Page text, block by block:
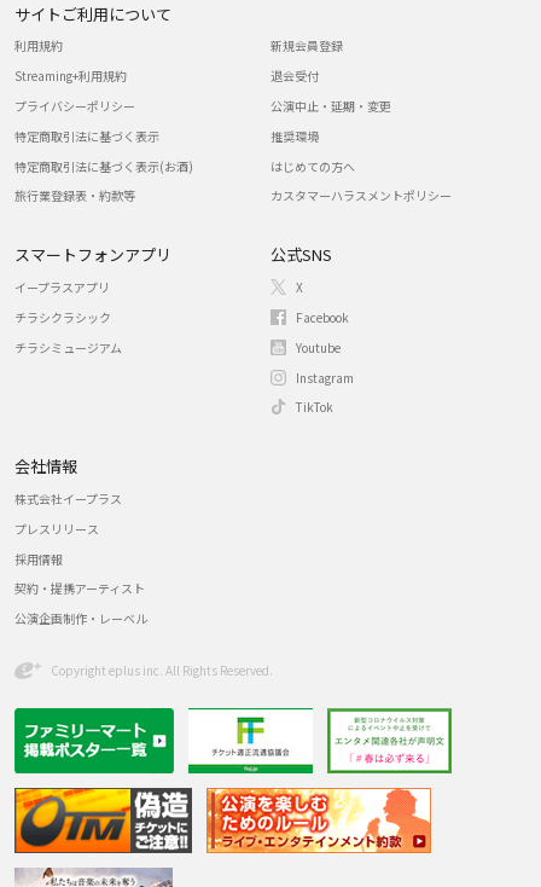
サイトご利用について
利用規約
Streaming+利用規約
プライバシーポリシー
特定商取引法に基づく表示
特定商取引法に基づく表示(お酒)
旅行業登録表・約款等
新規会員登録
退会受付
公演中止・延期・変更
推奨環境
はじめての方へ
カスタマーハラスメントポリシー
スマートフォンアプリ
イープラスアプリ
チラシクラシック
チラシミュージアム
公式SNS
X
Facebook
Youtube
Instagram
TikTok
会社情報
株式会社イープラス
プレスリリース
採用情報
契約・提携アーティスト
公演企画制作・レーベル
Copyright eplus inc. All Rights Reserved.